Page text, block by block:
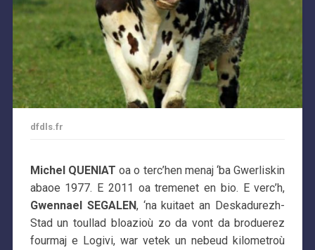
dfdls.fr
Michel QUENIAT oa o terc’hen menaj ‘ba Gwerliskin
abaoe 1977. E 2011 oa tremenet en bio. E verc’h,
Gwennael SEGALEN, ‘na kuitaet an Deskadurezh-
Stad un toullad bloazioù zo da vont da broduerez
fourmaj e Logivi, war vetek un nebeud kilometroù